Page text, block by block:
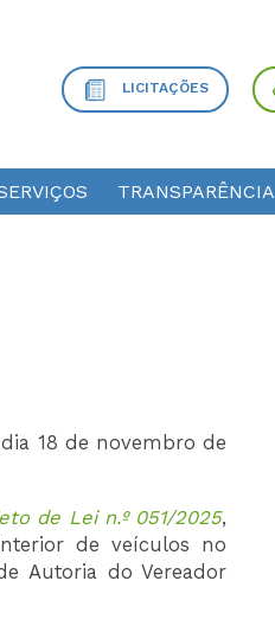
LICITAÇÕES
TRANSPARÊNCIA
18 de novembro de
de Lei n.º 051/2025,
de veículos no
Autoria do Vereador